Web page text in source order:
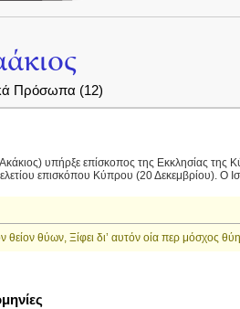
Πρόσωπα (12)
υπήρξε επίσκοπος της Εκκλησίας της
επισκόπου Κύπρου (20 Δεκεμβρίου). Ο
θείον θύων, Ξίφει δι’ αυτόν οία περ μόσχος